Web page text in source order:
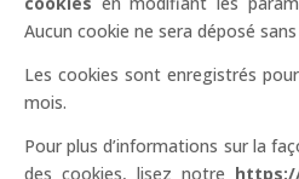
Aucun cookie ne sera déposé
Les cookies sont enregistrés
mois.
Pour plus d’informations sur la
des cookies, lisez notre